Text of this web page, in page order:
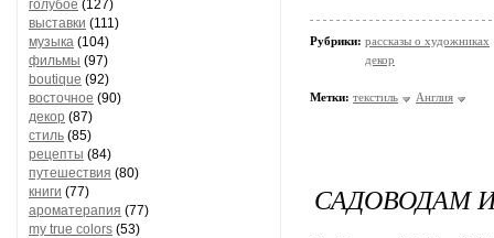
голубое (127)
выставки (111)
музыка (104)
фильмы (97)
boutique (92)
восточное (90)
декор (87)
стиль (85)
рецепты (84)
путешествия (80)
книги (77)
ароматерапия (77)
my true colors (53)
Рубрики: рассказы о художниках
декор
Метки: текстиль Англия
САДОВОДАМ